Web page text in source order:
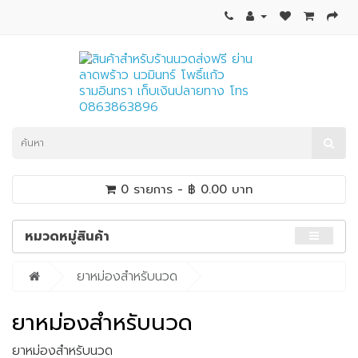
0 รายการ - ฿ 0.00 บาท
หมวดหมู่สินค้า
ยาหม่องสำหรับนวด
ยาหม่องสำหรับนวด
ยาหม่องสำหรับนวด